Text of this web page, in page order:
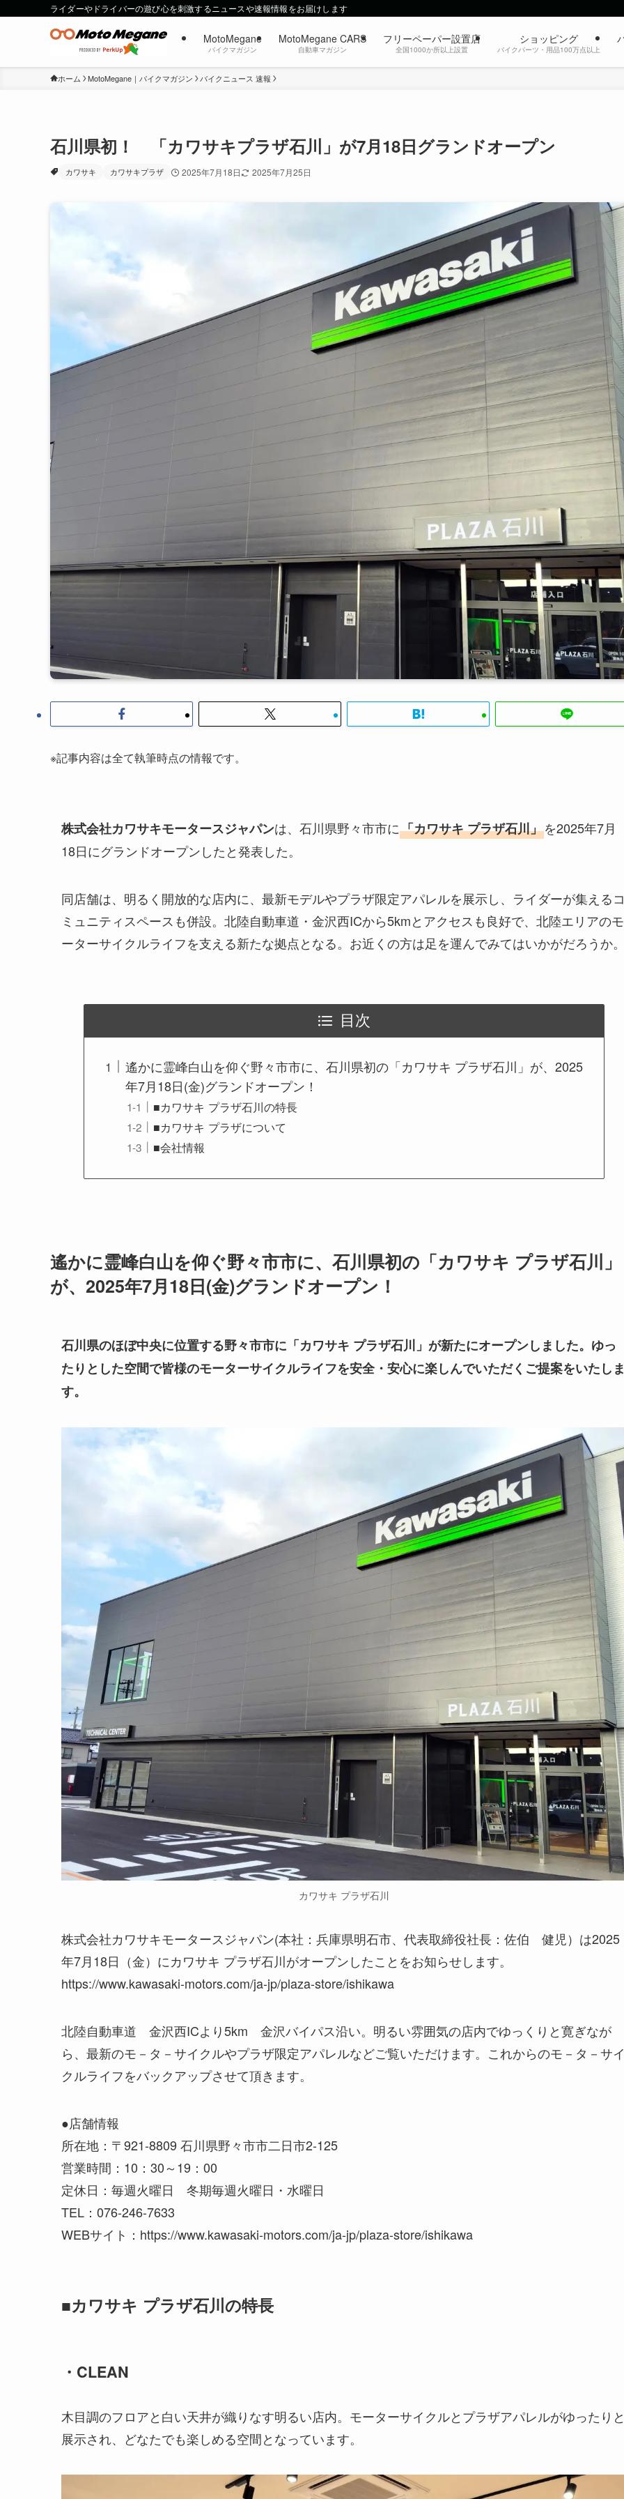
ライダーやドライバーの遊び心を刺激するニュースや速報情報をお届けします
MotoMegane
バイクマガジン
MotoMegane CARS
自動車マガジン
フリーペーパー設置店
全国1000か所以上設置
ショッピング
バイクパーツ・用品100万点以上
ホーム MotoMegane｜バイクマガジン バイクニュース 速報
石川県初！ 「カワサキプラザ石川」が7月18日グランドオープン
カワサキ カワサキプラザ 2025年7月18日 2025年7月25日
※記事内容は全て執筆時点の情報です。
株式会社カワサキモータースジャパンは、石川県野々市市に「カワサキ プラザ石川」を2025年7月
18日にグランドオープンしたと発表した。
同店舗は、明るく開放的な店内に、最新モデルやプラザ限定アパレルを展示し、ライダーが集える
ミュニティスペースも併設。北陸自動車道・金沢西ICから5kmとアクセスも良好で、北陸エリアのモ
ーターサイクルライフを支える新たな拠点となる。お近くの方は足を運んでみてはいかがだろうか
目次
遙かに霊峰白山を仰ぐ野々市市に、石川県初の「カワサキ プラザ石川」が、2025
年7月18日(金)グランドオープン！
■カワサキ プラザ石川の特長
■カワサキ プラザについて
■会社情報
遙かに霊峰白山を仰ぐ野々市市に、石川県初の「カワサキ プラザ石川」
が、2025年7月18日(金)グランドオープン！
石川県のほぼ中央に位置する野々市市に「カワサキ プラザ石川」が新たにオープンしました。ゆっ
たりとした空間で皆様のモーターサイクルライフを安全・安心に楽しんでいただくご提案をいたし
す。
カワサキ プラザ石川
株式会社カワサキモータースジャパン(本社：兵庫県明石市、代表取締役社長：佐伯 健児）は2025
年7月18日（金）にカワサキ プラザ石川がオープンしたことをお知らせします。
https://www.kawasaki-motors.com/ja-jp/plaza-store/ishikawa
北陸自動車道 金沢西ICより5km 金沢バイパス沿い。明るい雰囲気の店内でゆっくりと寛ぎなが
ら、最新のモ－タ－サイクルやプラザ限定アパレルなどご覧いただけます。これからのモ－タ－サ
クルライフをバックアップさせて頂きます。
●店舗情報
所在地：〒921-8809 石川県​野々市市​二日市2-125​
営業時間：10：30～19：00
定休日：毎週火曜日 冬期毎週火曜日・水曜日
TEL：076-246-7633
WEBサイト：https://www.kawasaki-motors.com/ja-jp/plaza-store/ishikawa
■カワサキ プラザ石川の特長
・CLEAN
木目調のフロアと白い天井が織りなす明るい店内。モーターサイクルとプラザアパレルがゆったり
展示され、どなたでも楽しめる空間となっています。